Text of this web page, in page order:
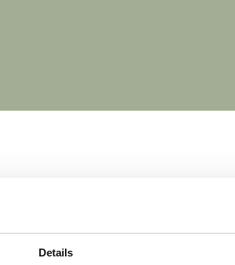
Details